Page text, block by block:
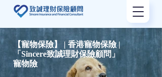
【寵物保險】 | 香港寵物保險 |
「Sincere致誠理財保險顧問」
寵物險